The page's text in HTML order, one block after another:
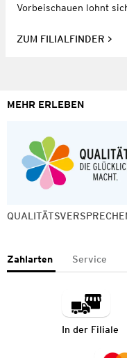
Vorbeischauen lohnt
ZUM FILIALFINDER
MEHR ERLEBEN
Zahlarten Service
In der Filiale